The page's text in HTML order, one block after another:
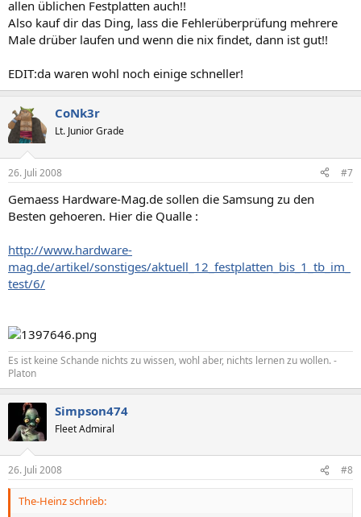
allen üblichen Festplatten auch!!
Also kauf dir das Ding, lass die Fehlerüberprüfung mehrere
Male drüber laufen und wenn die nix findet, dann ist gut!!
EDIT:da waren wohl noch einige schneller!
CoNk3r
Lt. Junior Grade
26. Juli 2008 #7
Gemaess Hardware-Mag.de sollen die Samsung zu den
Besten gehoeren. Hier die Qualle :
http://www.hardware-
mag.de/artikel/sonstiges/aktuell_12_festplatten_bis_1_tb_im_
test/6/
Es ist keine Schande nichts zu wissen, wohl aber, nichts lernen zu wollen. -
Platon
Simpson474
Fleet Admiral
26. Juli 2008 #8
The-Heinz schrieb: